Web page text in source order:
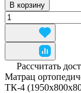
В корзину
Рассчитать
Матрац
ТК-4